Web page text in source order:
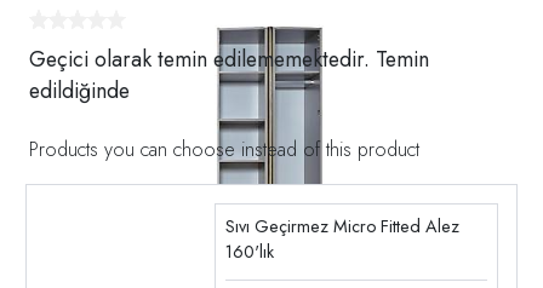
Geçici olarak temin edilememektedir. Temin
edildiğinde
Products you can choose instead of this product
Sıvı Geçirmez Micro Fitted Alez
160'lık